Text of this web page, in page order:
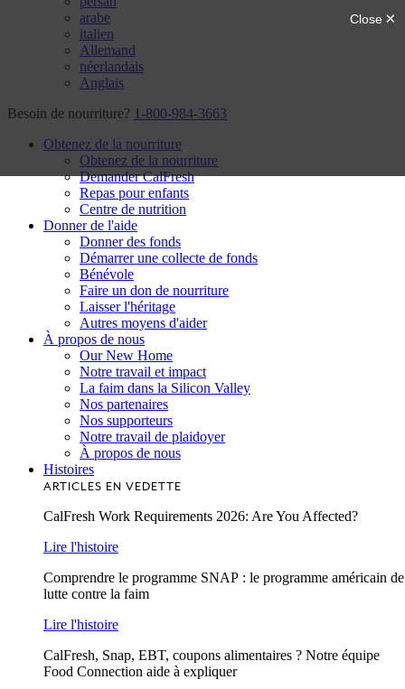
arabe
italien
Allemand
néerlandais
Anglais
Besoin de nourriture? 1-800-984-3663
Obtenez de la nourriture
Obtenez de la nourriture
Demander CalFresh
Repas pour enfants
Centre de nutrition
Donner de l'aide
Donner des fonds
Démarrer une collecte de fonds
Bénévole
Faire un don de nourriture
Laisser l'héritage
Autres moyens d'aider
À propos de nous
Our New Home
Notre travail et impact
La faim dans la Silicon Valley
Nos partenaires
Nos supporteurs
Notre travail de plaidoyer
À propos de nous
Histoires
ARTICLES EN VEDETTE
CalFresh Work Requirements 2026: Are You Affected?
Lire l'histoire
Comprendre le programme SNAP : le programme américain de
lutte contre la faim
Lire l'histoire
CalFresh, Snap, EBT, coupons alimentaires ? Notre équipe
Food Connection aide à expliquer